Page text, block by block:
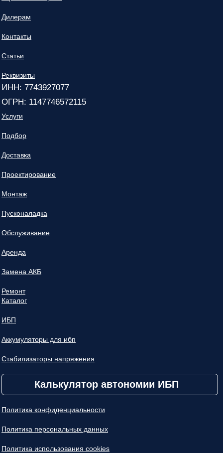
Дилерам
Контакты
Статьи
Реквизиты
ИНН: 7743927077
ОГРН: 1147746572115
Услуги
Подбор
Доставка
Проектирование
Монтаж
Пусконаладка
Обслуживание
Аренда
Замена АКБ
Ремонт
Каталог
ИБП
Аккумуляторы для ибп
Стабилизаторы напряжения
Калькулятор автономии ИБП
Политика конфиденциальности
Политика персональных данных
Политика использования cookies